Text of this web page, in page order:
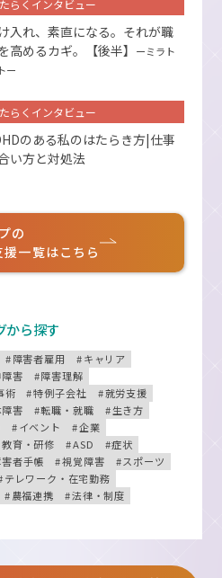
らくインタビュー
入れ、素直になる。それが職
高めるカギ。【後半】
ーミラト
ー
らくインタビュー
のある私のはたらき方|仕事
い方と対処法
の
一覧はこちら
から探す
障害者雇用
キャリア
害
障害理解
術 特例子会社
就労支援
害 転職・就職
生き方
イベント
企業
教育・研修 ASD
症状
者手帳 視覚障害
スポーツ
テレワーク・在宅勤務
農福連携
法律・制度